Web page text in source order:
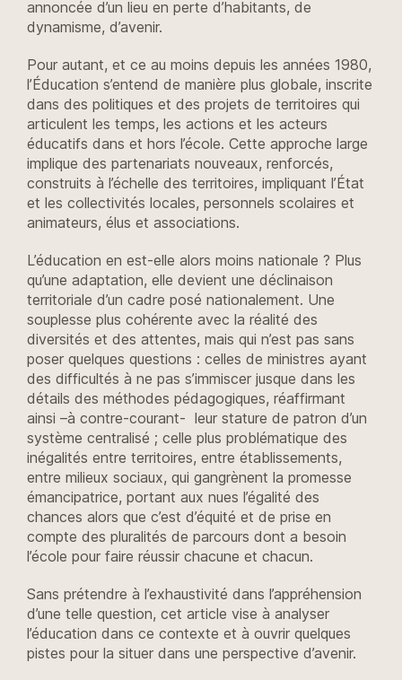
annoncée d’un lieu en perte d’habitants, de
dynamisme, d’avenir.
Pour autant, et ce au moins depuis les années 1980,
l’Éducation s’entend de manière plus globale, inscrite
dans des politiques et des projets de territoires qui
articulent les temps, les actions et les acteurs
éducatifs dans et hors l’école. Cette approche large
implique des partenariats nouveaux, renforcés,
construits à l’échelle des territoires, impliquant l’État
et les collectivités locales, personnels scolaires et
animateurs, élus et associations.
L’éducation en est-elle alors moins nationale ? Plus
qu’une adaptation, elle devient une déclinaison
territoriale d’un cadre posé nationalement. Une
souplesse plus cohérente avec la réalité des
diversités et des attentes, mais qui n’est pas sans
poser quelques questions : celles de ministres ayant
des difficultés à ne pas s’immiscer jusque dans les
détails des méthodes pédagogiques, réaffirmant
ainsi –à contre-courant- leur stature de patron d’un
système centralisé ; celle plus problématique des
inégalités entre territoires, entre établissements,
entre milieux sociaux, qui gangrènent la promesse
émancipatrice, portant aux nues l’égalité des
chances alors que c’est d’équité et de prise en
compte des pluralités de parcours dont a besoin
l’école pour faire réussir chacune et chacun.
Sans prétendre à l’exhaustivité dans l’appréhension
d’une telle question, cet article vise à analyser
l’éducation dans ce contexte et à ouvrir quelques
pistes pour la situer dans une perspective d’avenir.